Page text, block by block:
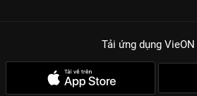
Tải ứng dụng VieON